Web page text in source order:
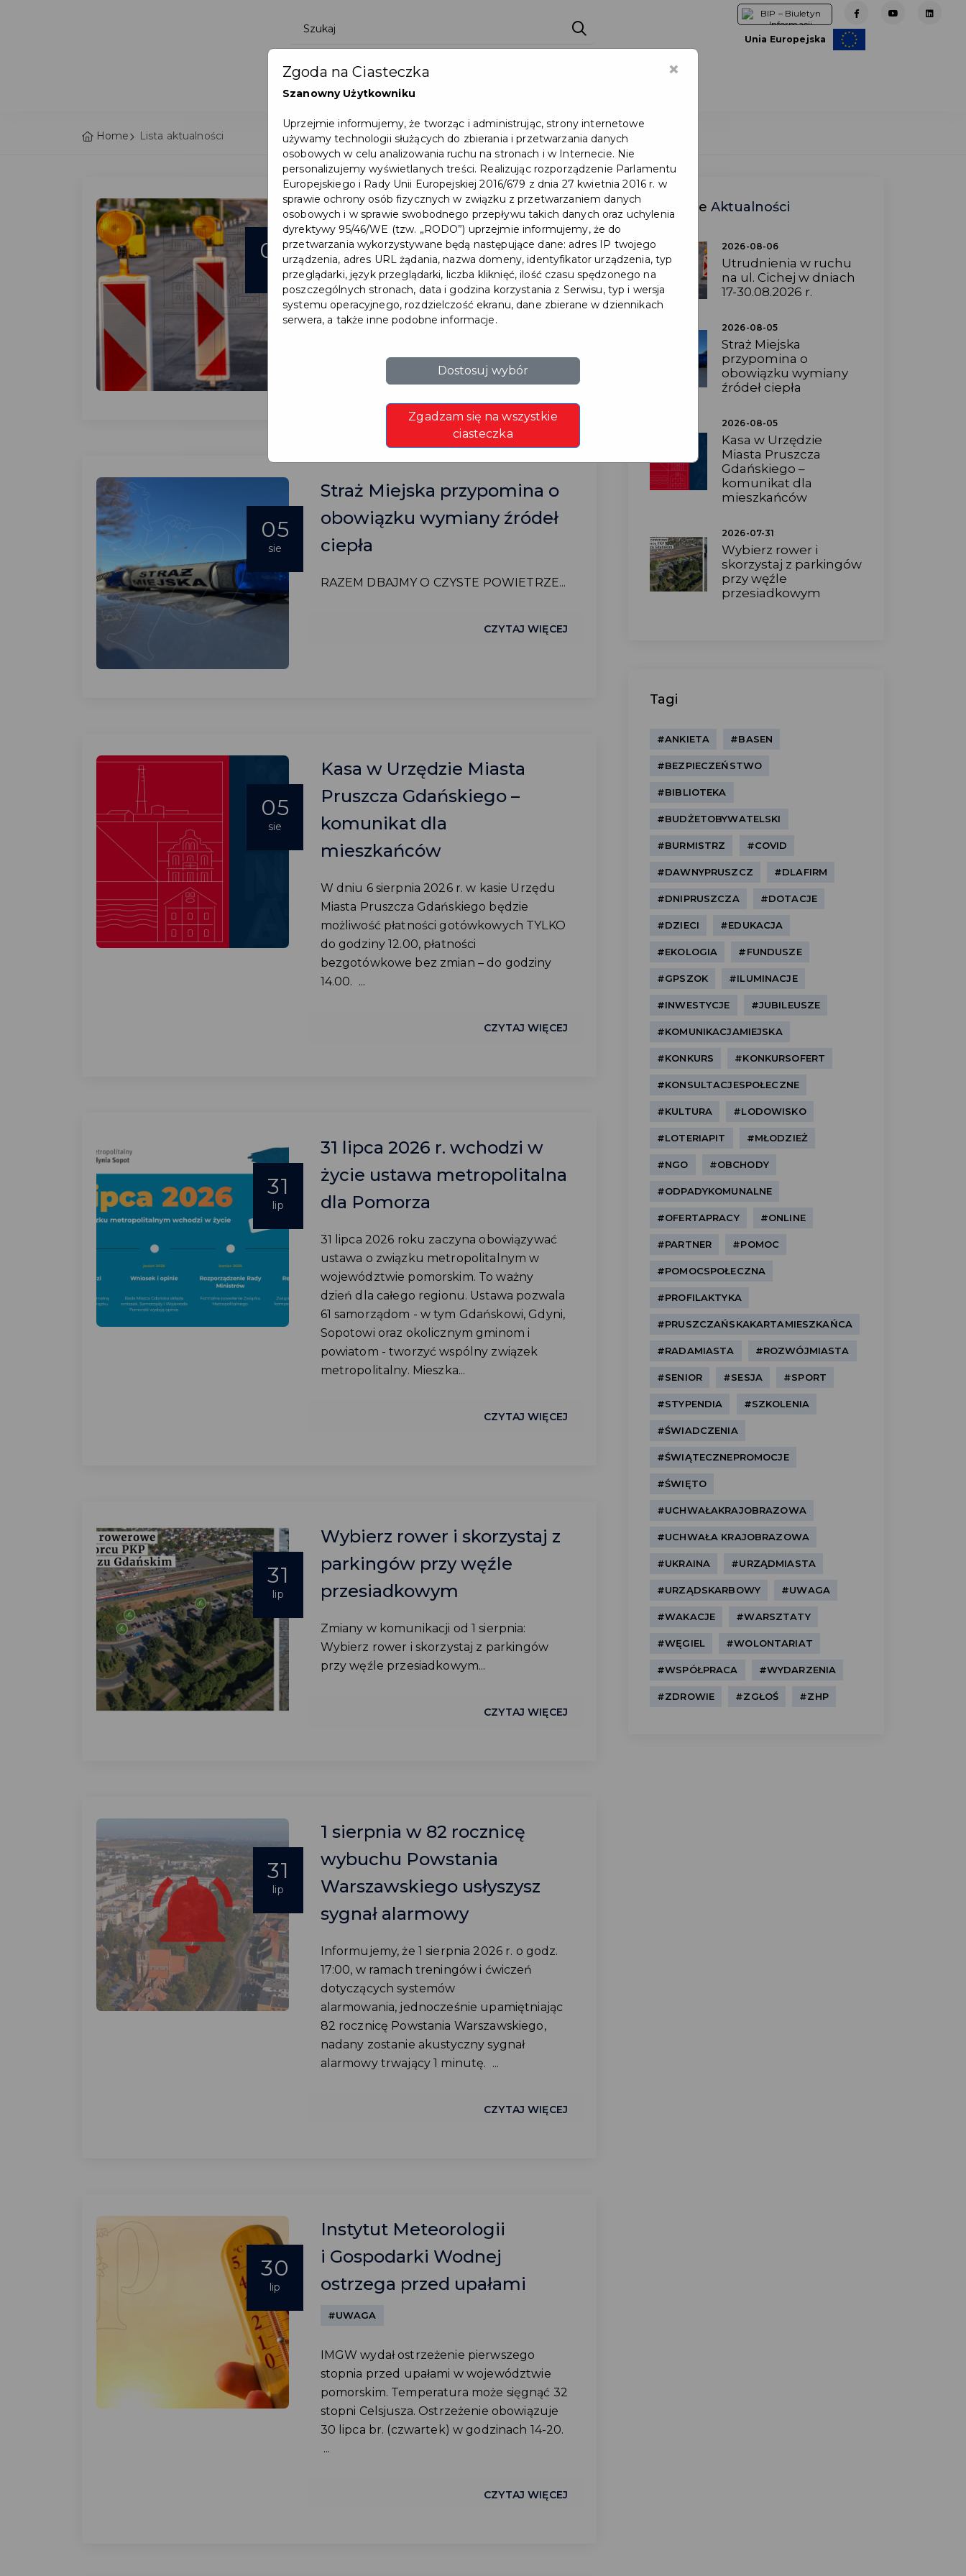
Unia Europejska
Home Lista aktualności
06
Utrudnienia w ruchu na ul.
Cichej w dniach 17-
30.08.2026 r.
Utrudnienia w ruchu na ul. Cichej w
dniach 17-30.08.2026 r. ...
CZYTAJ WIĘCEJ
05
sie
Straż Miejska przypomina o
obowiązku wymiany źródeł
ciepła
RAZEM DBAJMY O CZYSTE POWIETRZE...
CZYTAJ WIĘCEJ
05
sie
Kasa w Urzędzie Miasta
Pruszcza Gdańskiego –
komunikat dla
mieszkańców
W dniu 6 sierpnia 2026 r. w kasie Urzędu
Miasta Pruszcza Gdańskiego będzie
możliwość płatności gotówkowych TYLKO
do godziny 12.00, płatności
bezgotówkowe bez zmian – do godziny
14.00. ...
CZYTAJ WIĘCEJ
31
lip
31 lipca 2026 r. wchodzi w
życie ustawa metropolitalna
dla Pomorza
31 lipca 2026 roku zaczyna obowiązywać
ustawa o związku metropolitalnym w
województwie pomorskim. To ważny
dzień dla całego regionu. Ustawa pozwala
61 samorządom - w tym Gdańskowi, Gdyni,
Sopotowi oraz okolicznym gminom i
powiatom - tworzyć wspólny związek
metropolitalny. Mieszka...
CZYTAJ WIĘCEJ
31
lip
Wybierz rower i skorzystaj z
parkingów przy węźle
przesiadkowym
Zmiany w komunikacji od 1 sierpnia:
Wybierz rower i skorzystaj z parkingów
przy węźle przesiadkowym...
CZYTAJ WIĘCEJ
31
lip
1 sierpnia w 82 rocznicę
wybuchu Powstania
Warszawskiego usłyszysz
sygnał alarmowy
Informujemy, że 1 sierpnia 2026 r. o godz.
17:00, w ramach treningów i ćwiczeń
dotyczących systemów
alarmowania, jednocześnie upamiętniając
82 rocznicę Powstania Warszawskiego,
nadany zostanie akustyczny sygnał
alarmowy trwający 1 minutę. ...
CZYTAJ WIĘCEJ
30
lip
Instytut Meteorologii
i Gospodarki Wodnej
ostrzega przed upałami
#UWAGA
IMGW wydał ostrzeżenie pierwszego
stopnia przed upałami w województwie
pomorskim. Temperatura może sięgnąć 32
stopni Celsjusza. Ostrzeżenie obowiązuje
30 lipca br. (czwartek) w godzinach 14-20.
...
CZYTAJ WIĘCEJ
Ostatnie Aktualności
2026-08-06
Utrudnienia w ruchu
na ul. Cichej w dniach
17-30.08.2026 r.
2026-08-05
Straż Miejska
przypomina o
obowiązku wymiany
źródeł ciepła
2026-08-05
Kasa w Urzędzie
Miasta Pruszcza
Gdańskiego –
komunikat dla
mieszkańców
2026-07-31
Wybierz rower i
skorzystaj z parkingów
przy węźle
przesiadkowym
Tagi
#ANKIETA #BASEN
#BEZPIECZEŃSTWO
#BIBLIOTEKA
#BUDŻETOBYWATELSKI
#BURMISTRZ #COVID
#DAWNYPRUSZCZ #DLAFIRM
#DNIPRUSZCZA #DOTACJE
#DZIECI #EDUKACJA
#EKOLOGIA #FUNDUSZE
#GPSZOK #ILUMINACJE
#INWESTYCJE #JUBILEUSZE
#KOMUNIKACJAMIEJSKA
#KONKURS #KONKURSOFERT
#KONSULTACJESPOŁECZNE
#KULTURA #LODOWISKO
#LOTERIAPIT #MŁODZIEŻ
#NGO #OBCHODY
#ODPADYKOMUNALNE
#OFERTAPRACY #ONLINE
#PARTNER #POMOC
#POMOCSPOŁECZNA
#PROFILAKTYKA
#PRUSZCZAŃSKAKARTAMIESZKAŃCA
#RADAMIASTA #ROZWÓJMIASTA
#SENIOR #SESJA #SPORT
#STYPENDIA #SZKOLENIA
#ŚWIADCZENIA
#ŚWIĄTECZNEPROMOCJE
#ŚWIĘTO
#UCHWAŁAKRAJOBRAZOWA
#UCHWAŁA KRAJOBRAZOWA
#UKRAINA #URZĄDMIASTA
#URZĄDSKARBOWY #UWAGA
#WAKACJE #WARSZTATY
#WĘGIEL #WOLONTARIAT
#WSPÓŁPRACA #WYDARZENIA
#ZDROWIE #ZGŁOŚ #ZHP
×
Zgoda na Ciasteczka
Szanowny Użytkowniku
Uprzejmie informujemy, że tworząc i administrując, strony internetowe
używamy technologii służących do zbierania i przetwarzania danych
osobowych w celu analizowania ruchu na stronach i w Internecie. Nie
personalizujemy wyświetlanych treści. Realizując rozporządzenie Parlamentu
Europejskiego i Rady Unii Europejskiej 2016/679 z dnia 27 kwietnia 2016 r. w
sprawie ochrony osób fizycznych w związku z przetwarzaniem danych
osobowych i w sprawie swobodnego przepływu takich danych oraz uchylenia
dyrektywy 95/46/WE (tzw. „RODO”) uprzejmie informujemy, że do
przetwarzania wykorzystywane będą następujące dane: adres IP twojego
urządzenia, adres URL żądania, nazwa domeny, identyfikator urządzenia, typ
przeglądarki, język przeglądarki, liczba kliknięć, ilość czasu spędzonego na
poszczególnych stronach, data i godzina korzystania z Serwisu, typ i wersja
systemu operacyjnego, rozdzielczość ekranu, dane zbierane w dziennikach
serwera, a także inne podobne informacje.
Dostosuj wybór
Zgadzam się na wszystkie
ciasteczka